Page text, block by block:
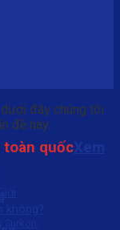
quốc
đây chúng tôi
đề này.